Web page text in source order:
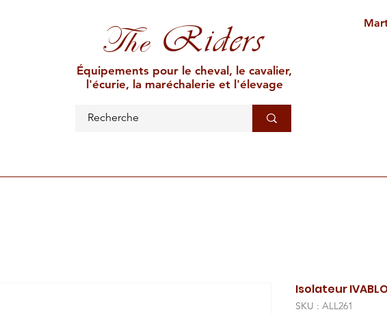
TheRiders
Équipements pour le cheval, le cavalier,
l'écurie, la maréchalerie et l'élevage
Isolateur
SKU : ALL261